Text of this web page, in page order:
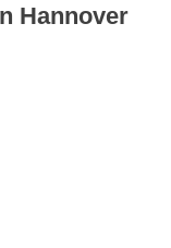
Hannover